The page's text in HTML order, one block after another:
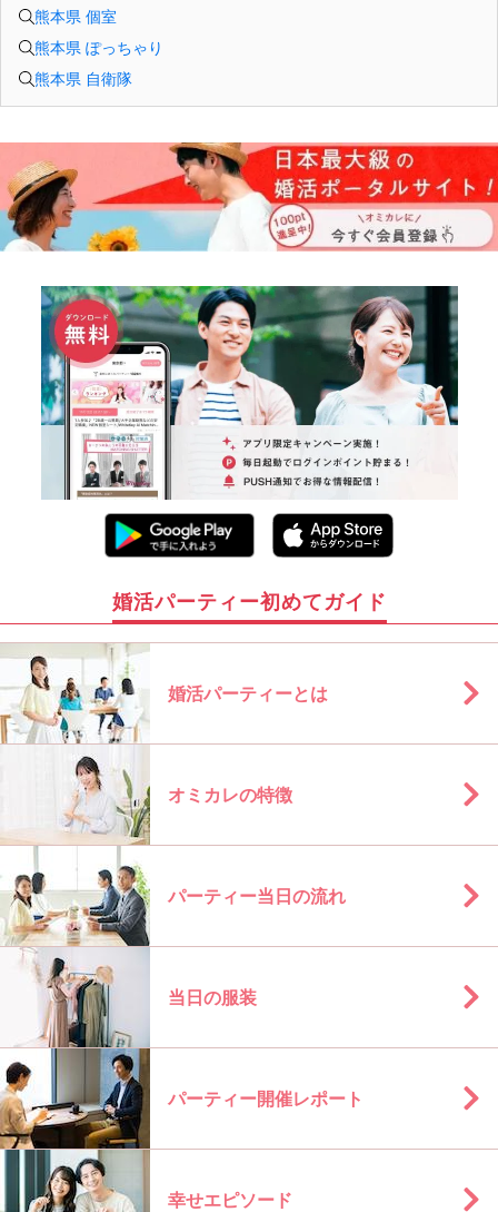
熊本県 個室
熊本県 ぽっちゃり
熊本県 自衛隊
婚活パーティー初めてガイド
婚活パーティーとは
オミカレの特徴
パーティー当日の流れ
当日の服装
パーティー開催レポート
幸せエピソード